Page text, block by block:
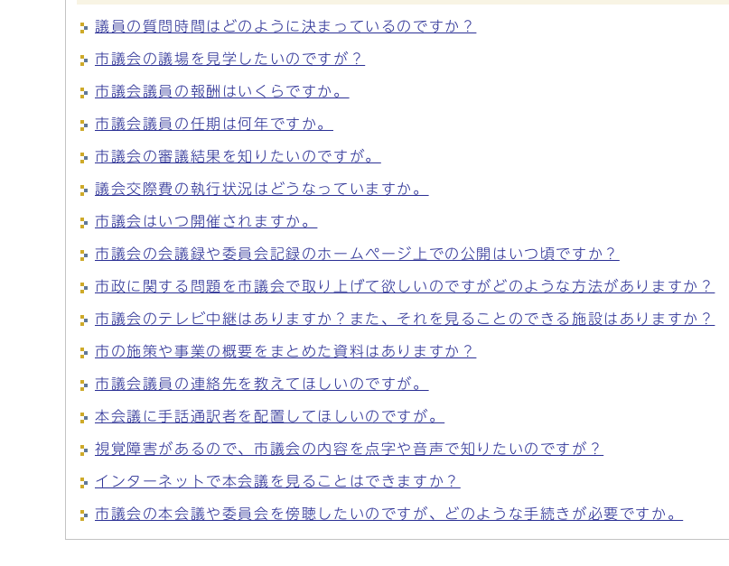
議員の質問時間はどのように決まっているのですか？
市議会の議場を見学したいのですが？
市議会議員の報酬はいくらですか。
市議会議員の任期は何年ですか。
市議会の審議結果を知りたいのですが。
議会交際費の執行状況はどうなっていますか。
市議会はいつ開催されますか。
市議会の会議録や委員会記録のホームページ上での公開はいつ頃ですか？
市政に関する問題を市議会で取り上げて欲しいのですがどのような方法がありますか？
市議会のテレビ中継はありますか？また、それを見ることのできる施設はありますか？
市の施策や事業の概要をまとめた資料はありますか？
市議会議員の連絡先を教えてほしいのですが。
本会議に手話通訳者を配置してほしいのですが。
視覚障害があるので、市議会の内容を点字や音声で知りたいのですが？
インターネットで本会議を見ることはできますか？
市議会の本会議や委員会を傍聴したいのですが、どのような手続きが必要ですか。